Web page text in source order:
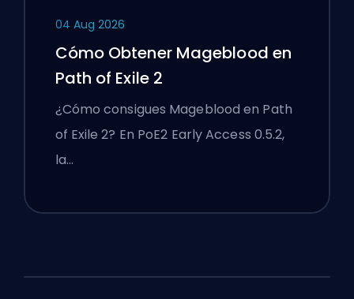
04 Aug 2026
Cómo Obtener Mageblood en
Path of Exile 2
¿Cómo consigues Mageblood en Path
of Exile 2? En PoE2 Early Access 0.5.2,
la…